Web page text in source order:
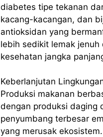
diabetes tipe tekanan
kacang-kacangan, dan
antioksidan yang
lebih sedikit lemak
kesehatan jangka
Keberlanjutan
Produksi makanan
dengan produksi daging
penyumbang terbesar
yang merusak